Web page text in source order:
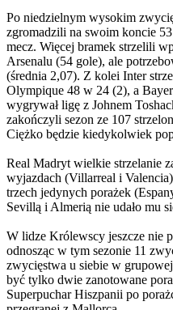
Po niedzielnym wysokim
zgromadzili na swoim koncie
mecz. Więcej bramek strzelili
Arsenalu (54 gole), ale
(średnia 2,07). Z kolei Inter
Olympique 48 w 24 (2), a
wygrywał ligę z Johnem
zakończyli sezon ze 107
Ciężko będzie kiedykolwiek
Real Madryt wielkie strzelanie
wyjazdach (Villarreal i
trzech jedynych porażek
Sevillą i Almerią nie udało mu
W lidze Królewscy jeszcze nie
odnosząc w tym sezonie 11
zwycięstwa u siebie w
być tylko dwie zanotowane
Superpuchar Hiszpanii po